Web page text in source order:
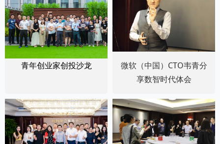
青年创业家创投沙龙
微软（中国）CTO韦青分
享数智时代体会